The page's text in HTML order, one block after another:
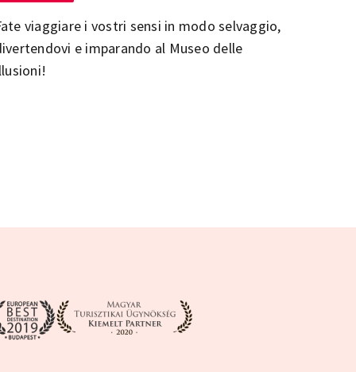
viaggiare i vostri sensi in modo selvaggio,
e imparando al Museo delle